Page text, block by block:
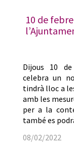
10 de
Dijous 10
celebra un
tindrà lloc a
amb les
per a la
també es
08/02/2022